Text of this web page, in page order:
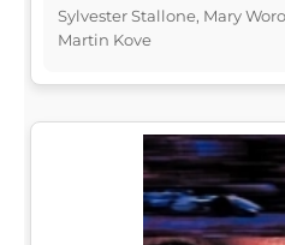
Sylvester Stallone, Mary
Martin Kove